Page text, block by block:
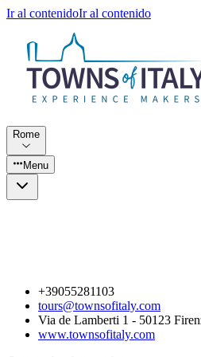
Ir al contenidoIr al contenido
Rome
Menu
+39055281103
tours@townsofitaly.com
Via de Lamberti 1 - 50123
www.townsofitaly.com